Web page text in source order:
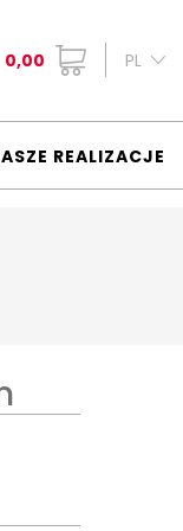
0,00 PL
REALIZACJE